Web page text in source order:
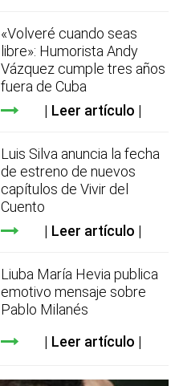
«Volveré cuando seas
libre»: Humorista Andy
Vázquez cumple tres años
fuera de Cuba
Leer artículo
Luis Silva anuncia la fecha
de estreno de nuevos
capítulos de Vivir del
Cuento
Leer artículo
Liuba María Hevia publica
emotivo mensaje sobre
Pablo Milanés
Leer artículo